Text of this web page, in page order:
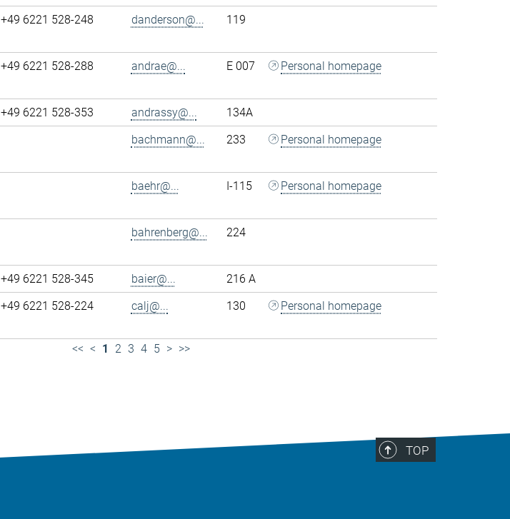
+49 6221 528-248 danderson@... 119
+49 6221 528-288 andrae@... E 007 Personal homepage
+49 6221 528-353 andrassy@...
134A
bachmann@... 233 Personal homepage
baehr@... I-115 Personal homepage
bahrenberg@... 224
+49 6221 528-345 baier@...
216 A
+49 6221 528-224 calj@... 130 Personal homepage
<< < 1 2 3 4 5 > >>
TOP